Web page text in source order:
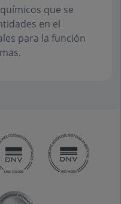
que se
en el
para la función